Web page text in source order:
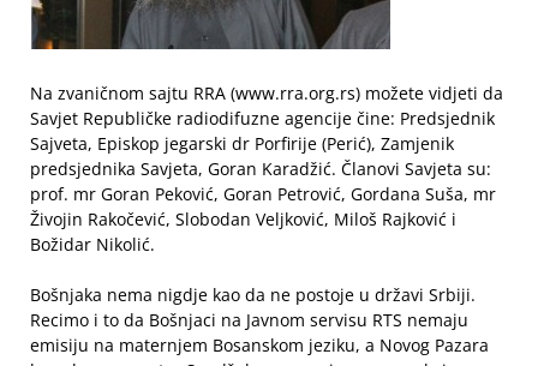
Na zvaničnom sajtu RRA (www.rra.org.rs) možete vidjeti da
Savjet Republičke radiodifuzne agencije čine: Predsjednik
Sajveta, Episkop jegarski dr Porfirije (Perić), Zamjenik
predsjednika Savjeta, Goran Karadžić. Članovi Savjeta su:
prof. mr Goran Peković, Goran Petrović, Gordana Suša, mr
Živojin Rakočević, Slobodan Veljković, Miloš Rajković i
Božidar Nikolić.
Bošnjaka nema nigdje kao da ne postoje u državi Srbiji.
Recimo i to da Bošnjaci na Javnom servisu RTS nemaju
emisiju na maternjem Bosanskom jeziku, a Novog Pazara